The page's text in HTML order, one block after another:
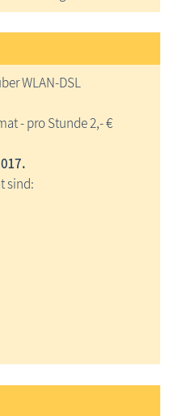
WLAN-DSL
- pro Stunde 2,- €
sind: